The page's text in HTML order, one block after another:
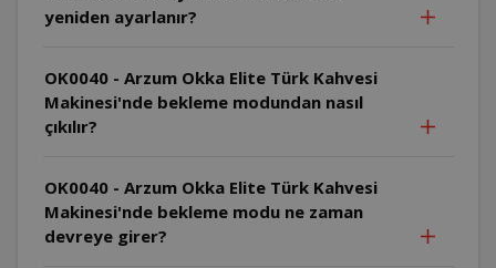
yeniden ayarlanır?
OK0040 - Arzum Okka Elite Türk Kahvesi
Makinesi'nde bekleme modundan nasıl
çıkılır?
OK0040 - Arzum Okka Elite Türk Kahvesi
Makinesi'nde bekleme modu ne zaman
devreye girer?